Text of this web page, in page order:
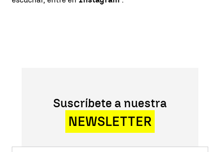
Suscríbete a nuestra
NEWSLETTER